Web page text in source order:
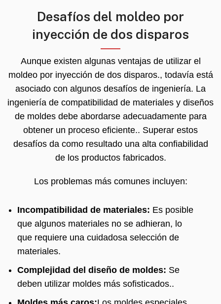
Desafíos del moldeo por
inyección de dos disparos
Aunque existen algunas ventajas de utilizar el
moldeo por inyección de dos disparos., todavía está
asociado con algunos desafíos de ingeniería. La
ingeniería de compatibilidad de materiales y diseños
de moldes debe abordarse adecuadamente para
obtener un proceso eficiente.. Superar estos
desafíos da como resultado una alta confiabilidad
de los productos fabricados.
Los problemas más comunes incluyen:
Incompatibilidad de materiales: Es posible
que algunos materiales no se adhieran, lo
que requiere una cuidadosa selección de
materiales.
Complejidad del diseño de moldes: Se
deben utilizar moldes más sofisticados..